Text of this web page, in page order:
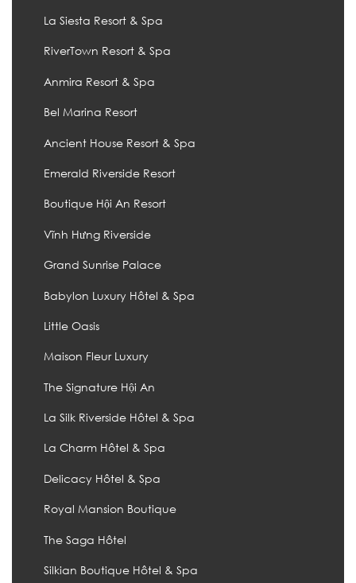
La Siesta Resort & Spa
RiverTown Resort & Spa
Anmira Resort & Spa
Bel Marina Resort
Ancient House Resort & Spa
Emerald Riverside Resort
Boutique Hội An Resort
Vĩnh Hưng Riverside
Grand Sunrise Palace
Babylon Luxury Hôtel & Spa
Little Oasis
Maison Fleur Luxury
The Signature Hội An
La Silk Riverside Hôtel & Spa
La Charm Hôtel & Spa
Delicacy Hôtel & Spa
Royal Mansion Boutique
The Saga Hôtel
Silkian Boutique Hôtel & Spa